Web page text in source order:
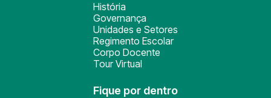
História
Governança
Unidades e Setores
Regimento Escolar
Corpo Docente
Tour Virtual
Fique por dentro